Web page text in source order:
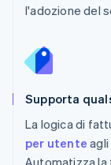
l'adozione del
Supporta
La logica di
per utente agli
Automatizza la